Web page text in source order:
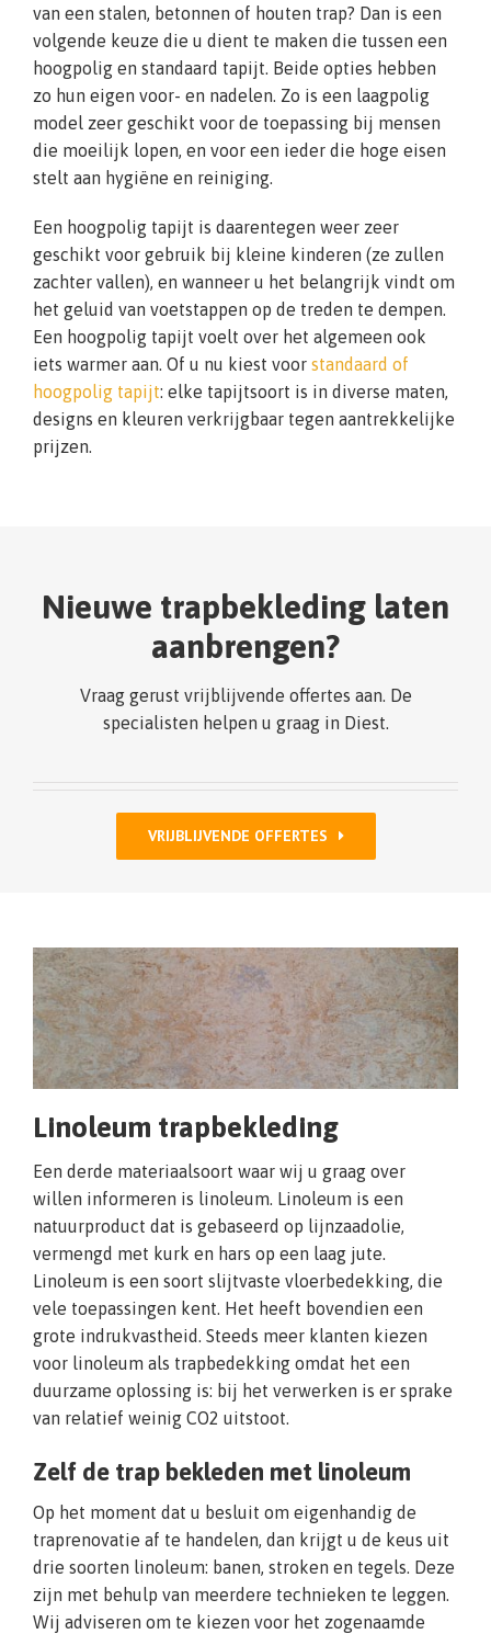
van een stalen, betonnen of houten trap? Dan is een
volgende keuze die u dient te maken die tussen een
hoogpolig en standaard tapijt. Beide opties hebben
zo hun eigen voor- en nadelen. Zo is een laagpolig
model zeer geschikt voor de toepassing bij mensen
die moeilijk lopen, en voor een ieder die hoge eisen
stelt aan hygiëne en reiniging.
Een hoogpolig tapijt is daarentegen weer zeer
geschikt voor gebruik bij kleine kinderen (ze zullen
zachter vallen), en wanneer u het belangrijk vindt om
het geluid van voetstappen op de treden te dempen.
Een hoogpolig tapijt voelt over het algemeen ook
iets warmer aan. Of u nu kiest voor standaard of
hoogpolig tapijt: elke tapijtsoort is in diverse maten,
designs en kleuren verkrijgbaar tegen aantrekkelijke
prijzen.
Nieuwe trapbekleding laten
aanbrengen?
Vraag gerust vrijblijvende offertes aan. De
specialisten helpen u graag in Diest.
VRIJBLIJVENDE OFFERTES
Linoleum trapbekleding
Een derde materiaalsoort waar wij u graag over
willen informeren is linoleum. Linoleum is een
natuurproduct dat is gebaseerd op lijnzaadolie,
vermengd met kurk en hars op een laag jute.
Linoleum is een soort slijtvaste vloerbedekking, die
vele toepassingen kent. Het heeft bovendien een
grote indrukvastheid. Steeds meer klanten kiezen
voor linoleum als trapbedekking omdat het een
duurzame oplossing is: bij het verwerken is er sprake
van relatief weinig CO2 uitstoot.
Zelf de trap bekleden met linoleum
Op het moment dat u besluit om eigenhandig de
traprenovatie af te handelen, dan krijgt u de keus uit
drie soorten linoleum: banen, stroken en tegels. Deze
zijn met behulp van meerdere technieken te leggen.
Wij adviseren om te kiezen voor het zogenaamde